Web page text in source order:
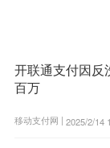
开联通支付因反
百万
移动支付网 | 2025/2/14